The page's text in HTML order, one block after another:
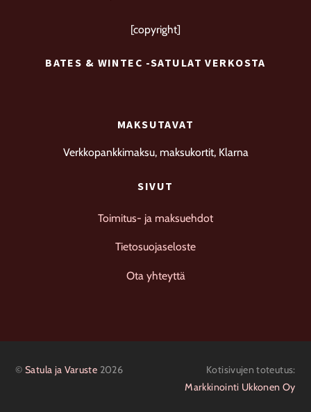
[copyright]
BATES & WINTEC -SATULAT VERKOSTA
MAKSUTAVAT
Verkkopankkimaksu, maksukortit, Klarna
SIVUT
Toimitus- ja maksuehdot
Tietosuojaseloste
Ota yhteyttä
©Satula ja Varuste 2026
Kotisivujen toteutus:
Markkinointi Ukkonen Oy